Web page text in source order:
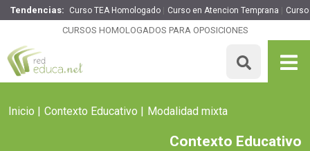
Tendencias: Curso TEA Homologado Curso en Atencion Temprana
CURSOS HOMOLOGADOS PARA OPOSICIONES
Inicio Contexto Educativo Modalidad mixta
Contexto Educativo